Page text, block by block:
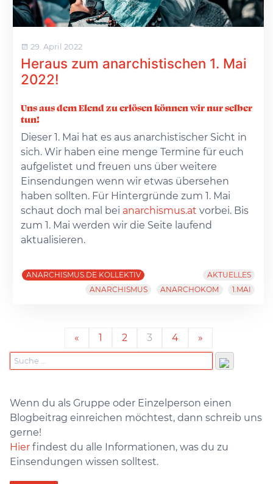
29. April 2022
Heraus zum anarchistischen 1. Mai
2022!
Uns aus dem Elend zu erlösen können wir nur selber
tun!
Dieser 1. Mai hat es aus anarchistischer Sicht in
sich. Wir haben eine menge Termine für euch
aufgelistet und freuen uns über weitere
Einsendungen wenn wir etwas übersehen
haben sollten. Für Hintergründe zum 1. Mai
schaut doch mal bei anarchismus.at vorbei. Bis
zum 1. Mai werden wir die Seite laufend
aktualisieren.
ANARCHISMUS.DE KOLLEKTIV
AKTUELLES
ANARCHISMUS
ANARCHOKOM 1.MAI
« 1 2 3 4 »
Wenn du als Gruppe oder Einzelperson einen
Blogbeitrag einreichen möchtest, dann schreib uns
gerne!
Hier findest du alle Informationen, was du zu
Einsendungen wissen solltest.